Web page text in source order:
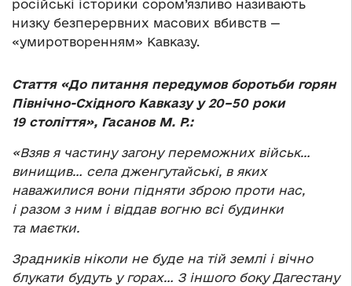
російські історики сором’язливо називають
низку безперервних масових вбивств —
«умиротворенням» Кавказу.
Стаття «До питання передумов боротьби горян
Північно-Східного Кавказу у 20–50 роки
19 століття», Гасанов М. Р.:
«Взяв я частину загону переможних військ…
винищив… села дженгутайські, в яких
наважилися вони підняти зброю проти нас,
і разом з ним і віддав вогню всі будинки
та маєтки.
Зрадників ніколи не буде на тій землі і вічно
блукати будуть у горах… З іншого боку Дагестану